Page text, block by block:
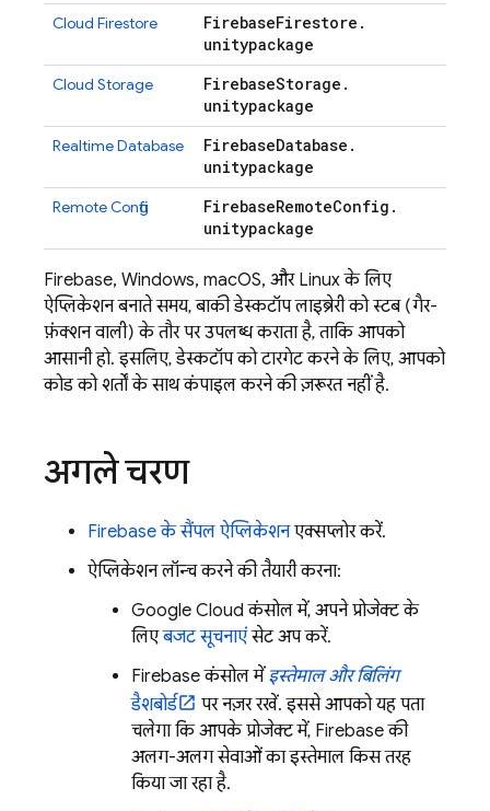
Cloud Firestore FirebaseFirestore .
unitypackage
Cloud Storage FirebaseStorage .
unitypackage
Realtime Database FirebaseDatabase .
unitypackage
Remote Config FirebaseRemoteConfig .
unitypackage
Firebase, Windows, macOS, और Linux के लिए
ऐप्लिकेशन बनाते समय, बाकी डेस्कटॉप लाइब्रेरी को स्टब (गैर-
फ़ंक्शन वाली) के तौर पर उपलब्ध कराता है, ताकि आपको
आसानी हो. इसलिए, डेस्कटॉप को टारगेट करने के लिए, आपको
कोड को शर्तों के साथ कंपाइल करने की ज़रूरत नहीं है.
अगले चरण
Firebase के सैंपल ऐप्लिकेशनएक्सप्लोर करें.
ऐप्लिकेशन लॉन्च करने की तैयारी करना:
Google Cloud कंसोल में, अपने प्रोजेक्ट के
लिएबजट सूचनाएंसेट अप करें.
Firebaseकंसोल में इस्तेमाल और बिलिंग
डैशबोर्ड
पर नज़र रखें. इससे आपको यह पता
चलेगा कि आपके प्रोजेक्ट में, Firebase की
अलग-अलग सेवाओं का इस्तेमाल किस तरह
किया जा रहा है.